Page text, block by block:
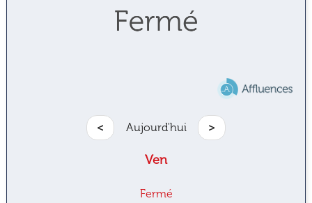
>
< Aujourd'hui
Ven
Fermé